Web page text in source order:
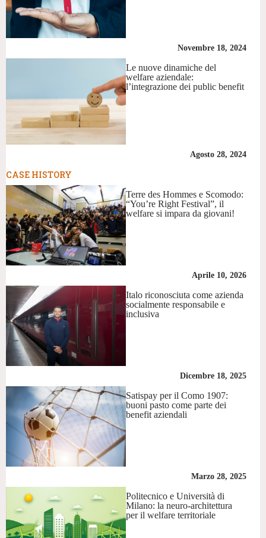
Novembre 18, 2024
Le nuove dinamiche del
welfare aziendale:
l’integrazione dei public benefit
Agosto 28, 2024
CASE HISTORY
Terre des Hommes e Scomodo:
“You’re Right Festival”, il
welfare si impara da giovani!
Aprile 10, 2026
Italo riconosciuta come azienda
socialmente responsabile e
inclusiva
Dicembre 18, 2025
Satispay per il Como 1907:
buoni pasto come parte dei
benefit aziendali
Marzo 28, 2025
Politecnico e Università di
Milano: la neuro-architettura
per il welfare territoriale